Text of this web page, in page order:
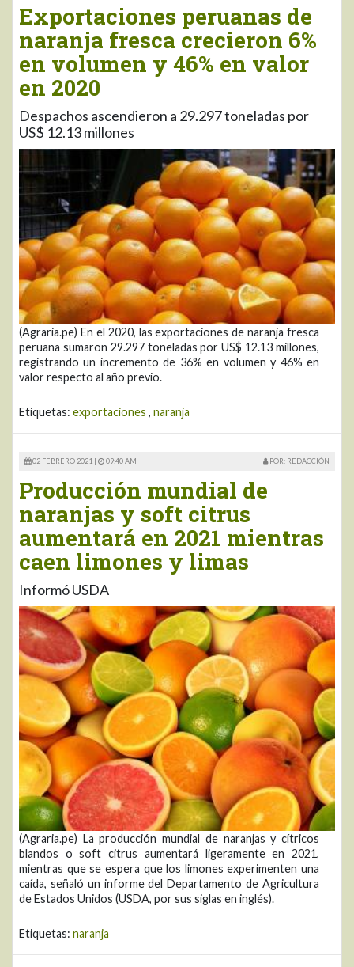
Exportaciones peruanas de
naranja fresca crecieron 6%
en volumen y 46% en valor
en 2020
Despachos ascendieron a 29.297 toneladas por
US$ 12.13 millones
(Agraria.pe) En el 2020, las exportaciones de naranja fresca
peruana sumaron 29.297 toneladas por US$ 12.13 millones,
registrando un incremento de 36% en volumen y 46% en
valor respecto al año previo.
Etiquetas: exportaciones , naranja
02 FEBRERO 2021 | 09:40 AM POR: REDACCIÓN
Producción mundial de
naranjas y soft citrus
aumentará en 2021 mientras
caen limones y limas
Informó USDA
(Agraria.pe) La producción mundial de naranjas y cítricos
blandos o soft citrus aumentará ligeramente en 2021,
mientras que se espera que los limones experimenten una
caída, señaló un informe del Departamento de Agricultura
de Estados Unidos (USDA, por sus siglas en inglés).
Etiquetas: naranja